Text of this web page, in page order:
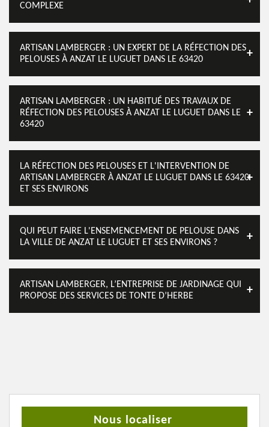
COMPLEXE
ARTISAN LAMBERGER : UN EXPERT DE LA RÉFECTION DES
PELOUSES À ANZAT LE LUGUET DANS LE 63420
ARTISAN LAMBERGER : UN HABITUÉ DES TRAVAUX DE
RÉFECTION DES PELOUSES À ANZAT LE LUGUET DANS LE
63420
LA RÉFECTION DES PELOUSES ET L'INTERVENTION DE
ARTISAN LAMBERGER À ANZAT LE LUGUET DANS LE 63420
ET SES ENVIRONS
QUI PEUT FAIRE L'ENSEMENCEMENT DE PELOUSE DANS
LA VILLE DE ANZAT LE LUGUET ET SES ENVIRONS ?
ARTISAN LAMBERGER, L’ENTREPRISE DE JARDINAGE QUI
PROPOSE DES SERVICES DE TONTE D’HERBE
Nous localiser